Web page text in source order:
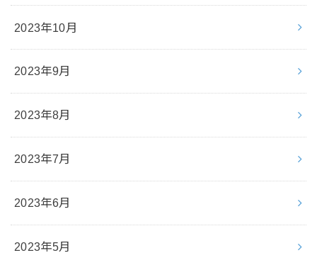
2023年10月
2023年9月
2023年8月
2023年7月
2023年6月
2023年5月